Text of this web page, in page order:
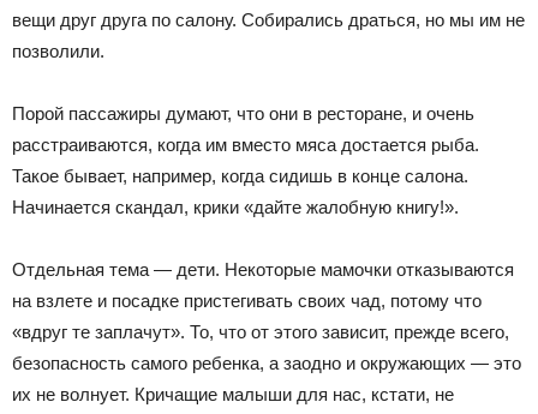
вещи друг друга по салону. Собирались драться, но мы им не
позволили.
Порой пассажиры думают, что они в ресторане, и очень
расстраиваются, когда им вместо мяса достается рыба.
Такое бывает, например, когда сидишь в конце салона.
Начинается скандал, крики «дайте жалобную книгу!».
Отдельная тема — дети. Некоторые мамочки отказываются
на взлете и посадке пристегивать своих чад, потому что
«вдруг те заплачут». То, что от этого зависит, прежде всего,
безопасность самого ребенка, а заодно и окружающих — это
их не волнует. Кричащие малыши для нас, кстати, не